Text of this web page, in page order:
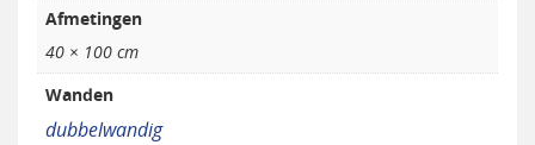
Afmetingen
40 × 100 cm
Wanden
dubbelwandig